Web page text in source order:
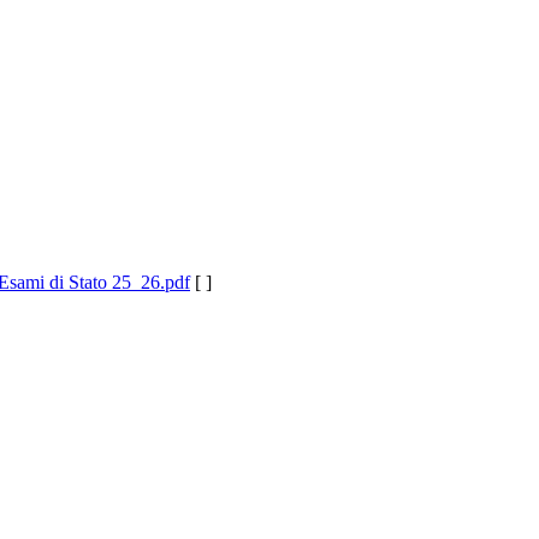
di Stato 25_26.pdf [ ]